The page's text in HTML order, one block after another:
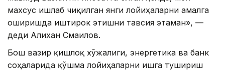
махсус ишлаб чиқилган янги лойиҳаларни амалга
оширишда иштирок этишни тавсия этаман», —
деди Алихан Смаилов.
Бош вазир қишлоқ хўжалиги, энергетика ва банк
соҳаларида қўшма лойиҳаларни ишга тушириш